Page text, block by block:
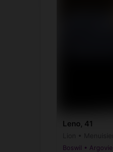
Leno, 41
Boswil • Argovie